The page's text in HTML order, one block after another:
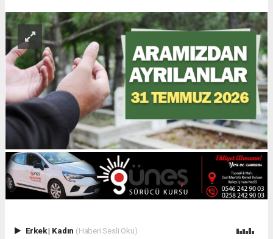
Erkek| Kadın (Haberi Sesli Oku)